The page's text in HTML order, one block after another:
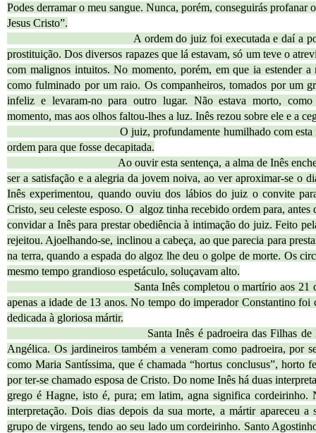
Podes derramar o meu sangue. Nunca, porém, conseguirás profanar
Jesus Cristo”.
A ordem do juiz foi executada e daí a pouco
prostituição. Dos diversos rapazes que lá estavam, só um teve o
com malignos intuitos. No momento, porém, em que ia estender
como fulminado por um raio. Os companheiros, tomados por um
infeliz e levaram-no para outro lugar. Não estava morto,
momento, mas aos olhos faltou-lhes a luz. Inês rezou sobre ele e a
O juiz, profundamente humilhado com esta
ordem para que fosse decapitada.
Ao ouvir esta sentença, a alma de Inês encheu-se
ser a satisfação e a alegria da jovem noiva, ao ver aproximar-se o
Inês experimentou, quando ouviu dos lábios do juiz o convite
Cristo, seu celeste esposo. O algoz tinha recebido ordem para, antes
convidar a Inês para prestar obediência à intimação do juiz. Feito
rejeitou. Ajoelhando-se, inclinou a cabeça, ao que parecia para
na terra, quando a espada do algoz lhe deu o golpe de morte. Os
mesmo tempo grandioso espetáculo, soluçavam alto.
Santa Inês completou o martírio aos 21 de
apenas a idade de 13 anos. No tempo do imperador Constantino foi
dedicada à gloriosa mártir.
Santa Inês é padroeira das Filhas de Maria,
Angélica. Os jardineiros também a veneram como padroeira, por
como Maria Santíssima, que é chamada “hortus conclusus”, horto
por ter-se chamado esposa de Cristo. Do nome Inês há duas
grego é Hagne, isto é, pura; em latim, agna significa cordeirinho.
interpretação. Dois dias depois da sua morte, a mártir apareceu a
grupo de virgens, tendo ao seu lado um cordeirinho. Santo